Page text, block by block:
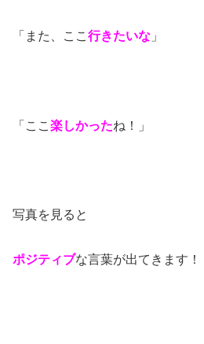
「また、ここ 行きたいな 」
「ここ 楽しかったね！」
写真を見ると
ポジティブな言葉が出てきます！